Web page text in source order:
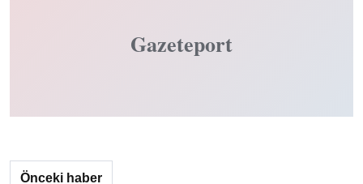
Gazeteport
Önceki haber